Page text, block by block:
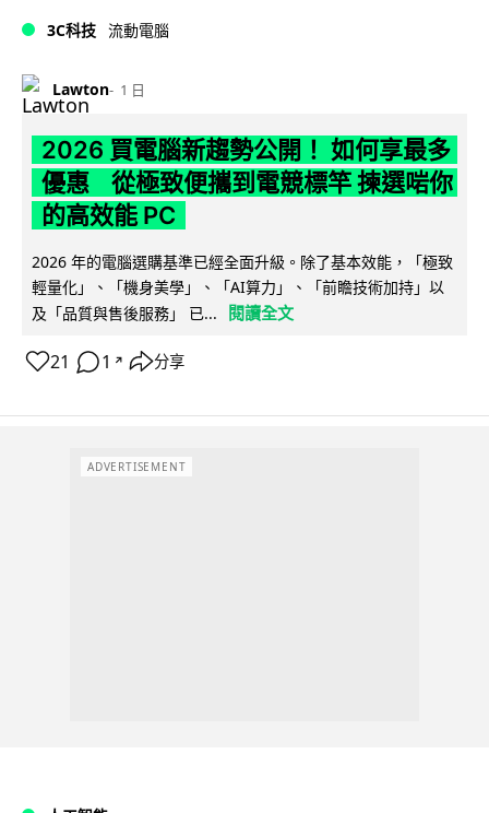
3C科技 流動電腦
Lawton 1 日
2026 買電腦新趨勢公開！ 如何享最多
優惠 從極致便攜到電競標竿 揀選啱你
的高效能 PC
2026 年的電腦選購基準已經全面升級。除了基本效能，「極致
輕量化」、「機身美學」、「AI算力」、「前瞻技術加持」以
及「品質與售後服務」 已...
閱讀全文
21 1 ↗ 分享
ADVERTISEMENT